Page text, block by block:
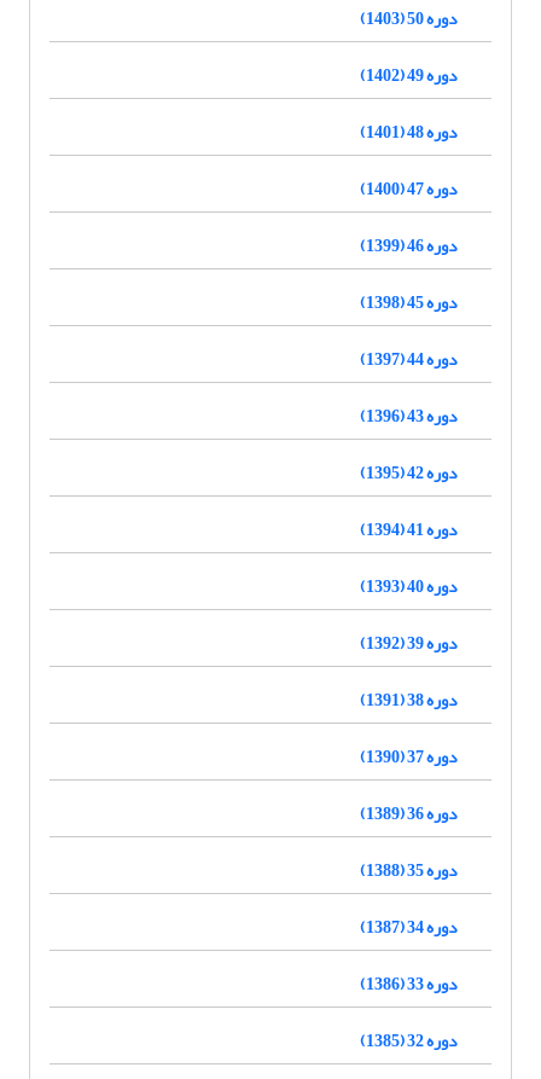
دوره 50 (1403)
دوره 49 (1402)
دوره 48 (1401)
دوره 47 (1400)
دوره 46 (1399)
دوره 45 (1398)
دوره 44 (1397)
دوره 43 (1396)
دوره 42 (1395)
دوره 41 (1394)
دوره 40 (1393)
دوره 39 (1392)
دوره 38 (1391)
دوره 37 (1390)
دوره 36 (1389)
دوره 35 (1388)
دوره 34 (1387)
دوره 33 (1386)
دوره 32 (1385)